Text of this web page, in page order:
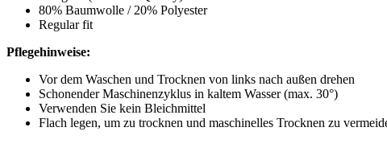
80% Baumwolle / 20% Polyester
Regular fit
Pflegehinweise:
Vor dem Waschen und Trocknen von links nach außen drehen
Schonender Maschinenzyklus in kaltem Wasser (max. 30°)
Verwenden Sie kein Bleichmittel
Flach legen, um zu trocknen und maschinelles Trocknen zu